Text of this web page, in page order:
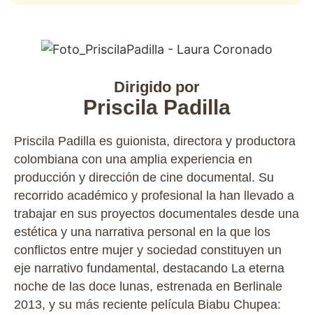
Dirigido por
Priscila Padilla
Priscila Padilla es guionista, directora y productora
colombiana con una amplia experiencia en
producción y dirección de cine documental. Su
recorrido académico y profesional la han llevado a
trabajar en sus proyectos documentales desde una
estética y una narrativa personal en la que los
conflictos entre mujer y sociedad constituyen un
eje narrativo fundamental, destacando La eterna
noche de las doce lunas, estrenada en Berlinale
2013, y su más reciente película Biabu Chupea: